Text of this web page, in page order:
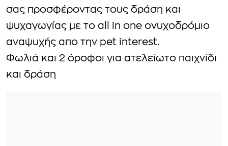
σας προσφέροντας τους δράση και
ψυχαγωγίας με το all in one ονυχοδρόμιο
αναψυχής απο την pet interest.
Φωλιά και 2 όροφοι για ατελείωτο παιχνίδι
και δράση